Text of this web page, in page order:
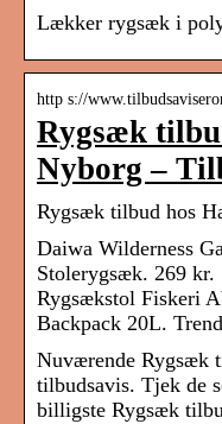
Lækker rygsæk i
http s://
Rygsæk
Nyborg –
Rygsæk tilbud hos
Daiwa Wilderness
Stolerygsæk. 269 kr.
Rygsækstol Fiskeri
Backpack 20L.
Nuværende Rygsæk
tilbudsavis. Tjek de
billigste Rygsæk